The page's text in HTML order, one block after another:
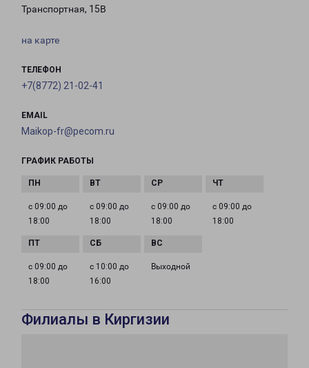
Транспортная, 15В
на карте
ТЕЛЕФОН
+7(8772) 21-02-41
EMAIL
Maikop-fr@pecom.ru
ГРАФИК РАБОТЫ
с 09:00 до
18:00
с 09:00 до
18:00
с 09:00 до
18:00
с 09:00 до
18:00
с 09:00 до
18:00
с 10:00 до
16:00
Выходной
Филиалы в Киргизии